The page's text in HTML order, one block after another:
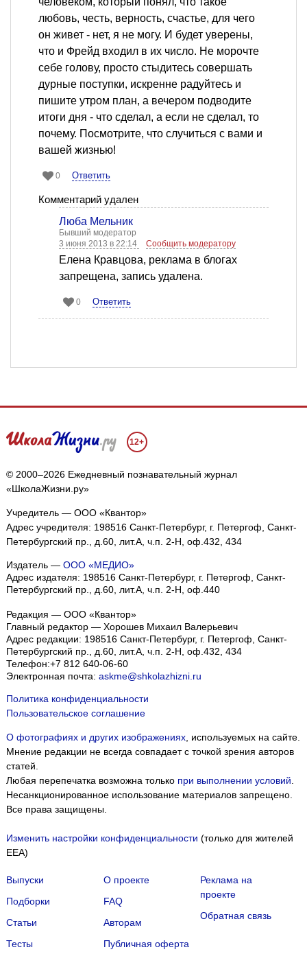
любовь, честь, верность, счастье, для чего
он живет - нет, я не могу. И будет уверены,
что и Фрейд входил в их число. Не морочте
себе голову, просто стыдитесь совершать
дурные поступки, искренне радуйтесь и
пишите утром план, а вечером подводите
итоги дня - что сделал, а если не сделал, то
почему. Посмотрите, что случиться с вами и
вашей жизнью!
0 Ответить
Комментарий удален
Люба Мельник
Бывший модератор
3 июня 2013 в 22:14
Сообщить модератору
Елена Кравцова, реклама в блогах
запрещена, запись удалена.
0 Ответить
12+
© 2000–2026 Ежедневный познавательный журнал
«ШколаЖизни.ру»
Учредитель — ООО «Квантор»
Адрес учредителя: 198516 Санкт-Петербург, г. Петергоф, Санкт-
Петербургский пр., д.60, лит.А, ч.п. 2-Н, оф.432, 434
Издатель — ООО «МЕДИО»
Адрес издателя: 198516 Санкт-Петербург, г. Петергоф, Санкт-
Петербургский пр., д.60, лит.А, ч.п. 2-Н, оф.440
Редакция — ООО «Квантор»
Главный редактор — Хорошев Михаил Валерьевич
Адрес редакции: 198516 Санкт-Петербург, г. Петергоф, Санкт-
Петербургский пр., д.60, лит.А, ч.п. 2-Н, оф.432, 434
Телефон:+7 812 640-06-60
Электронная почта: askme@shkolazhizni.ru
Политика конфиденциальности
Пользовательское соглашение
О фотографиях и других изображениях, используемых на сайте.
Мнение редакции не всегда совпадает с точкой зрения авторов
статей.
Любая перепечатка возможна только при выполнении условий.
Несанкционированное использование материалов запрещено.
Все права защищены.
Изменить настройки конфиденциальности (только для жителей
EEA)
Выпуски
Подборки
Статьи
Тесты
О проекте
FAQ
Авторам
Публичная оферта
Реклама на
проекте
Обратная связь